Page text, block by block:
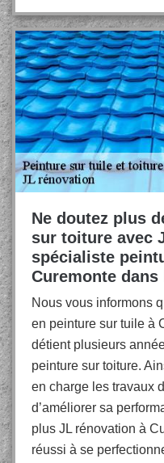
Ne doutez plus
sur toiture avec
spécialiste
Curemonte dans
Nous vous informons
en peinture sur tuile à
détient plusieurs
peinture sur toiture.
en charge les travaux
d’améliorer sa
plus JL rénovation à
réussi à se